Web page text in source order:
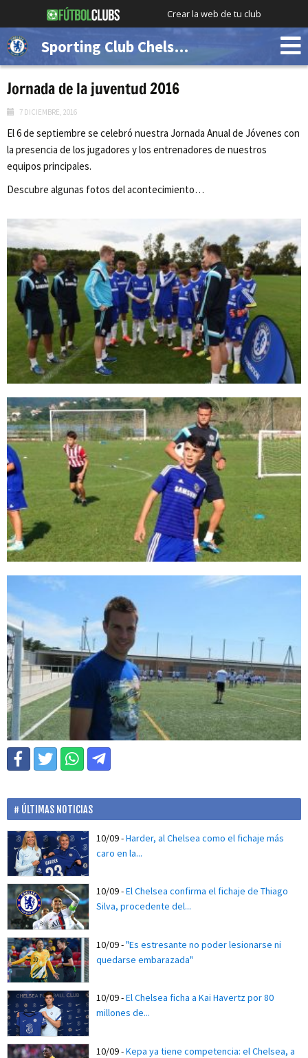
Crear la web de tu club
Sporting Club Chelsea (Demo)
Jornada de la juventud 2016
7 DICIEMBRE, 2016
El 6 de septiembre se celebró nuestra Jornada Anual de Jóvenes con
la presencia de los jugadores y los entrenadores de nuestros
equipos principales.
Descubre algunas fotos del acontecimiento…
ÚLTIMAS NOTICIAS
10/09-Harder, al Chelsea como el fichaje más
caro en la...
10/09-El Chelsea confirma el fichaje de Thiago
Silva, procedente del...
10/09-"Es estresante no poder lesionarse ni
quedarse embarazada"
10/09-El Chelsea ficha a Kai Havertz por 80
millones de...
10/09-Kepa ya tiene competencia: el Chelsea, a